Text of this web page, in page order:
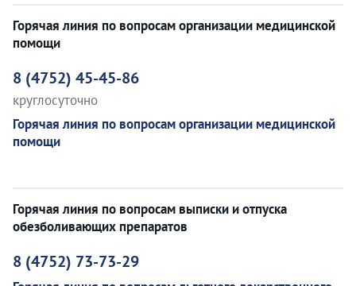
Горячая линия по вопросам организации медицинской
помощи
8 (4752) 45-45-86
круглосуточно
Горячая линия по вопросам организации медицинской
помощи
Горячая линия по вопросам выписки и отпуска
обезболивающих препаратов
8 (4752) 73-73-29